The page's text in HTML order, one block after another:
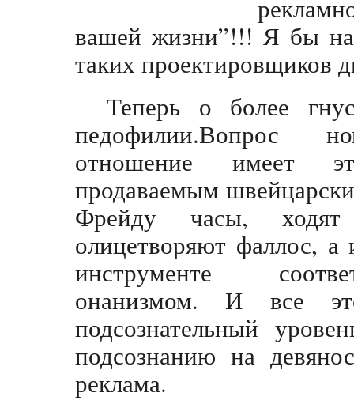
вашей жизни”!!! Я бы на
таких проектировщиков
Теперь о более
педофилии.Вопрос
отношение имеет
продаваемым
Фрейду часы,
олицетворяют фаллос, а
инструменте
онанизмом. И все
подсознательный
подсознанию на
реклама.